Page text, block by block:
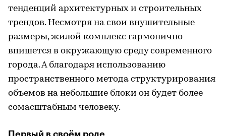
тенденций архитектурных и строительных
трендов. Несмотря на свои внушительные
размеры, жилой комплекс гармонично
впишется в окружающую среду современного
города. А благодаря использованию
пространственного метода структурирования
объемов на небольшие блоки он будет более
сомасштабным человеку.
Первый в своём роде